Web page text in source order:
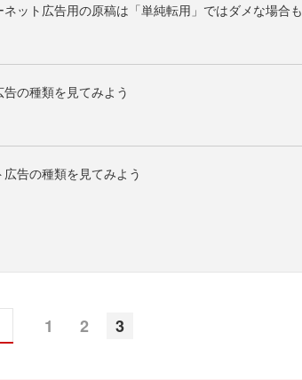
ネット広告用の原稿は「単純転用」ではダメな場合も
の種類を見てみよう
広告の種類を見てみよう
1 2 3